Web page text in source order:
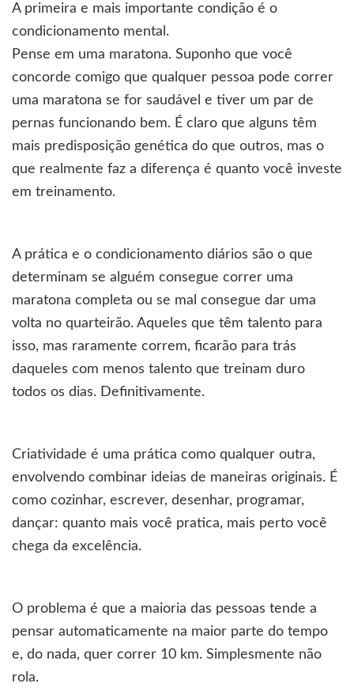
A primeira e mais importante condição é o
condicionamento mental.
Pense em uma maratona. Suponho que você
concorde comigo que qualquer pessoa pode correr
uma maratona se for saudável e tiver um par de
pernas funcionando bem. É claro que alguns têm
mais predisposição genética do que outros, mas o
que realmente faz a diferença é quanto você investe
em treinamento.
A prática e o condicionamento diários são o que
determinam se alguém consegue correr uma
maratona completa ou se mal consegue dar uma
volta no quarteirão. Aqueles que têm talento para
isso, mas raramente correm, ficarão para trás
daqueles com menos talento que treinam duro
todos os dias. Definitivamente.
Criatividade é uma prática como qualquer outra,
envolvendo combinar ideias de maneiras originais. É
como cozinhar, escrever, desenhar, programar,
dançar: quanto mais você pratica, mais perto você
chega da excelência.
O problema é que a maioria das pessoas tende a
pensar automaticamente na maior parte do tempo
e, do nada, quer correr 10 km. Simplesmente não
rola.